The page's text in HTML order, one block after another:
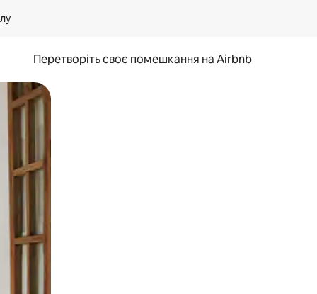
Перетворіть своє помешкання на Airbnb